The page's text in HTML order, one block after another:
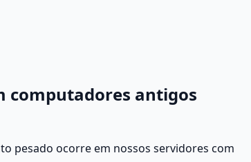
computadores antigos
pesado ocorre em nossos servidores com